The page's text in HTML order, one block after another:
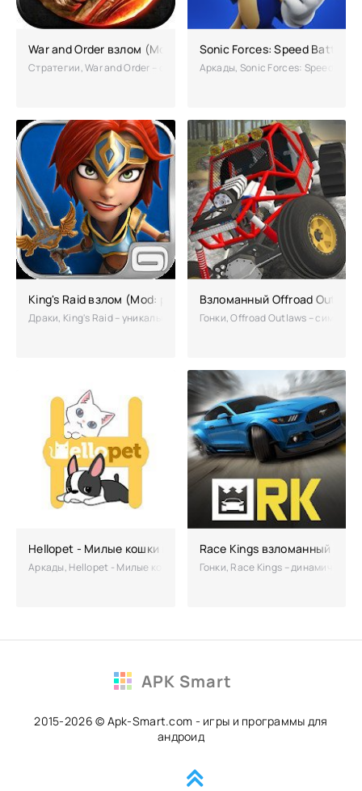
War and Order взлом (Мод много денег)
Стратегии, War and Order – сетевая стратегия в режиме
Sonic Forces: Speed Battle
Аркады, Sonic Forces: Speed
King's Raid взлом (Mod: режим бога)
Драки, King's Raid – уникальная карточная игра с элементами
Взломанный Offroad
Гонки, Offroad Outlaws –
Hellopet - Милые кошки и собаки взломанный (Мод много
Аркады, Hellopet - Милые кошки и собаки – полноценный симулятор
Race Kings взломанный
Гонки, Race Kings – динамичные
APK Smart
2015-2026 © Apk-Smart.com - игры и программы для
андроид